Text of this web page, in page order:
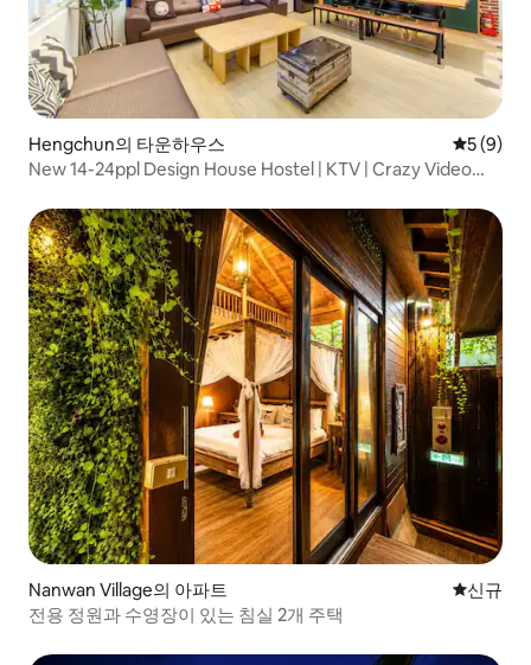
Hengchun의 타운하우스 평점 5점
5 (9)
New 14-24ppl Design House Hostel | KTV | Crazy Video
Rabbit
Nanwan Village의 아파트 신규 숙소
신규
전용 정원과 수영장이 있는 침실 2개 주택